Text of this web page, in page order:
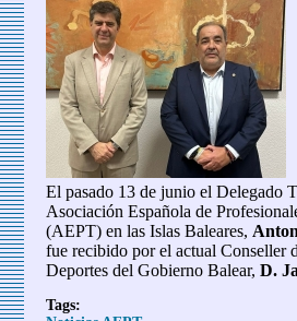
El pasado 13 de junio el Delegado
Asociación Española de
(AEPT) en las Islas Baleares,
fue recibido por el actual Conseller
Deportes del Gobierno Balear,D.
Tags: